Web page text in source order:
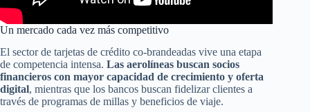
Un mercado cada vez más competitivo
El sector de tarjetas de crédito co-brandeadas vive una etapa
de competencia intensa. Las aerolíneas buscan socios
financieros con mayor capacidad de crecimiento y oferta
digital, mientras que los bancos buscan fidelizar clientes a
través de programas de millas y beneficios de viaje.